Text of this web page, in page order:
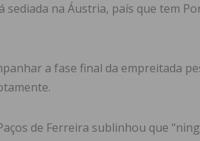
na Áustria, país que tem
a fase final da empreitada
de Ferreira sublinhou que